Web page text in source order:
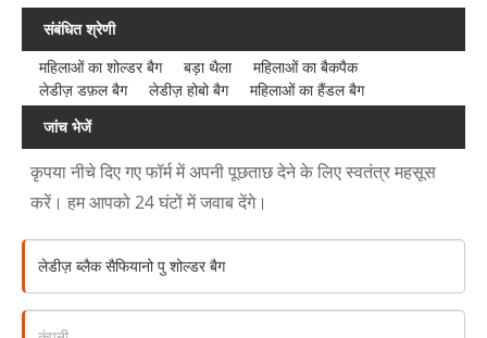
संबंधित श्रेणी
महिलाओं का शोल्डर बैग
बड़ा थैला
महिलाओं का बैकपैक
लेडीज़ डफ़ल बैग
लेडीज़ होबो बैग
महिलाओं का हैंडल बैग
जांच भेजें
कृपया नीचे दिए गए फॉर्म में अपनी पूछताछ देने के लिए स्वतंत्र महसूस
करें। हम आपको 24 घंटों में जवाब देंगे।